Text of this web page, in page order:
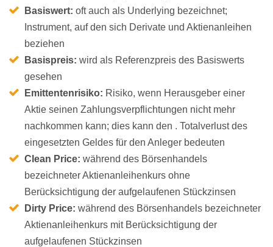
Basiswert: oft auch als Underlying bezeichnet;
Instrument, auf den sich Derivate und Aktienanleihen
beziehen
Basispreis: wird als Referenzpreis des Basiswerts
gesehen
Emittentenrisiko: Risiko, wenn Herausgeber einer
Aktie seinen Zahlungsverpflichtungen nicht mehr
nachkommen kann; dies kann den . Totalverlust des
eingesetzten Geldes für den Anleger bedeuten
Clean Price: während des Börsenhandels
bezeichneter Aktienanleihenkurs ohne
Berücksichtigung der aufgelaufenen Stückzinsen
Dirty Price: während des Börsenhandels bezeichneter
Aktienanleihenkurs mit Berücksichtigung der
aufgelaufenen Stückzinsen